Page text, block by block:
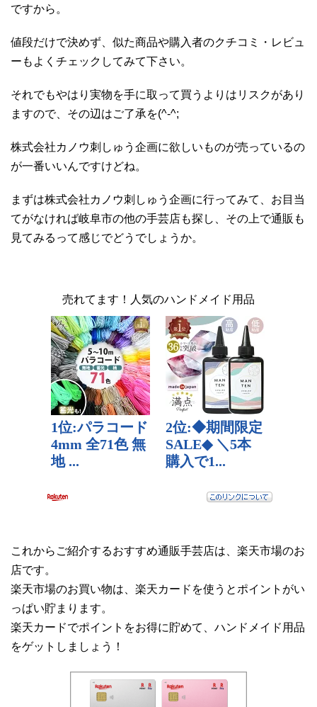
ですから。
値段だけで決めず、似た商品や購入者のクチコミ・レビュ
ーもよくチェックしてみて下さい。
それでもやはり実物を手に取って買うよりはリスクがあり
ますので、その辺はご了承を(^-^;
株式会社カノウ刺しゅう企画に欲しいものが売っているの
が一番いいんですけどね。
まずは株式会社カノウ刺しゅう企画に行ってみて、お目当
てがなければ岐阜市の他の手芸店も探し、その上で通販も
見てみるって感じでどうでしょうか。
売れてます！人気のハンドメイド用品
これからご紹介するおすすめ通販手芸店は、楽天市場のお
店です。
楽天市場のお買い物は、楽天カードを使うとポイントがい
っぱい貯まります。
楽天カードでポイントをお得に貯めて、ハンドメイド用品
をゲットしましょう！